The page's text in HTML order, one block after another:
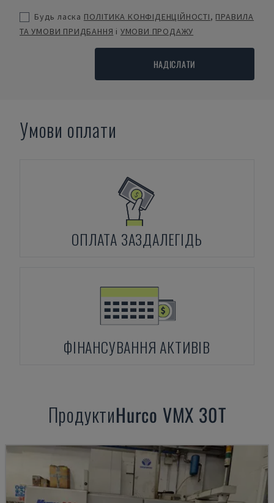
Будь ласка ПОЛІТИКА КОНФІДЕНЦІЙНОСТІ, ПРАВИЛА
ТА УМОВИ ПРИДБАННЯ і УМОВИ ПРОДАЖУ
НАДІСЛАТИ
Умови оплати
ОПЛАТА ЗАЗДАЛЕГІДЬ
ФІНАНСУВАННЯ АКТИВІВ
ПродуктиHurco VMX 30T